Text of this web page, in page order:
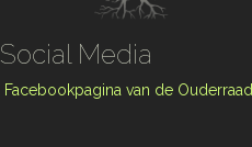
Social Media
Facebookpagina van de Ouderraad